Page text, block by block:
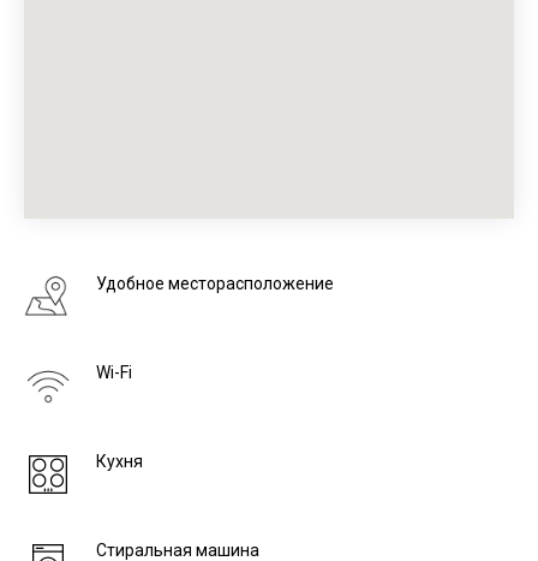
Удобное месторасположение
Wi-Fi
Кухня
Стиральная машина